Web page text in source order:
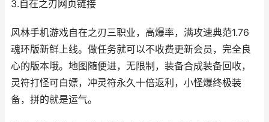
3.自在之刃网页链接
风林手机游戏自在之刃三职业，高爆率，满攻速典范1.76
魂环版新鲜上线。做任务就可以不收费更新会员，完全良
心的版本哦。地图随便进，无限制，装备合成装备回收，
灵符打怪可白嫖，冲灵符永久十倍返利，小怪爆终极装
备，拼的就是运气。